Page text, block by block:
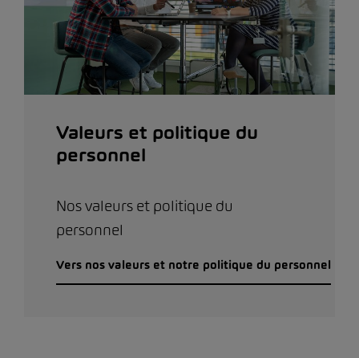
Valeurs et politique du
personnel
Nos valeurs et politique du
personnel
Vers nos valeurs et notre politique du personnel